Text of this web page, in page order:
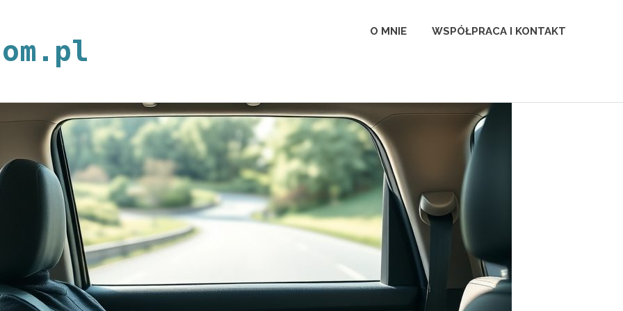
O MNIE WSPÓŁPRACA I KONTAKT